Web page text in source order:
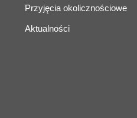
Przyjęcia okolicznościowe
Aktualności